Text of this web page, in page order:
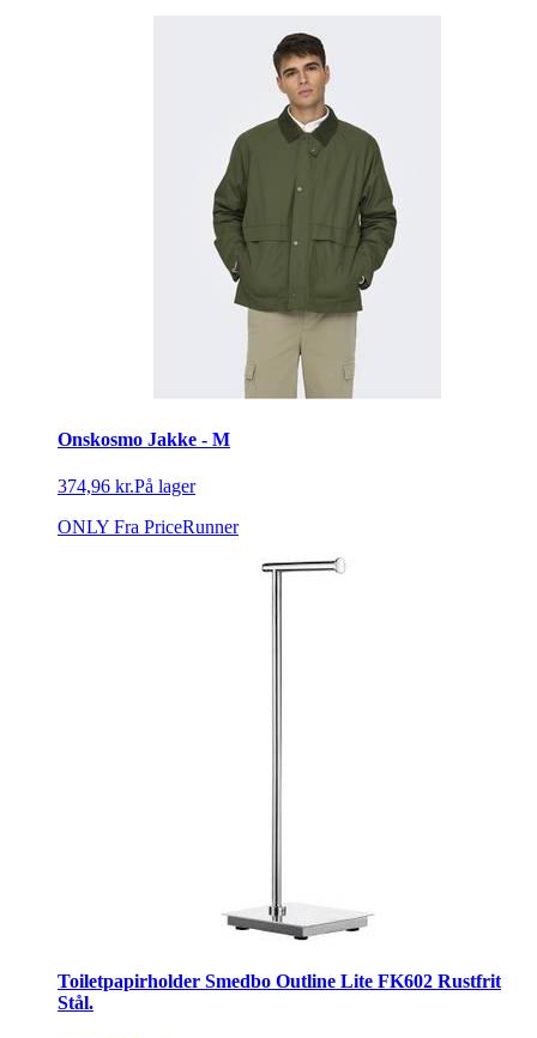
Onskosmo Jakke - M
374,96 kr.På lager
ONLY Fra PriceRunner
Toiletpapirholder Smedbo Outline Lite FK602 Rustfrit
Stål.